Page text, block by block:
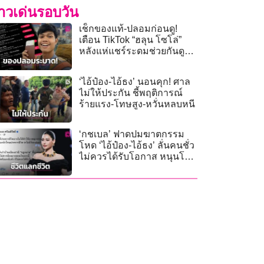
วเด่นรอบวัน
เช็กของแท้-ปลอมก่อนดู!
เตือน TikTok “ฮลุน โซโล่”
หลังแห่แชร์ระดมช่วยกันดู
‘ไอ้ป๋อง-ไอ้ธง’ นอนคุก! ศาล
ไม่ให้ประกัน ชี้พฤติการณ์
ร้ายแรง-โทษสูง-หวั่นหลบหนี
‘กชเบล’ ฟาดปมฆาตกรรม
โหด ‘ไอ้ป๋อง-ไอ้ธง’ ลั่นคนชั่ว
ไม่ควรได้รับโอกาส หนุนโทษ